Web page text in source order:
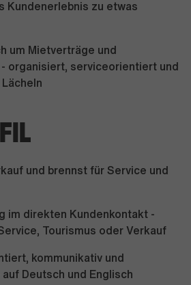
Kundenerlebnis zu etwas
um Mietverträge und
- organisiert, serviceorientiert und
und brennst für Service und
im direkten Kundenkontakt -
Tourismus oder Verkauf
kommunikativ und
Deutsch und Englisch